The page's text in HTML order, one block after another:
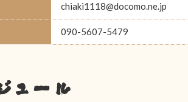
chiaki1118@docomo.ne.jp
090-5607-5479
ュール